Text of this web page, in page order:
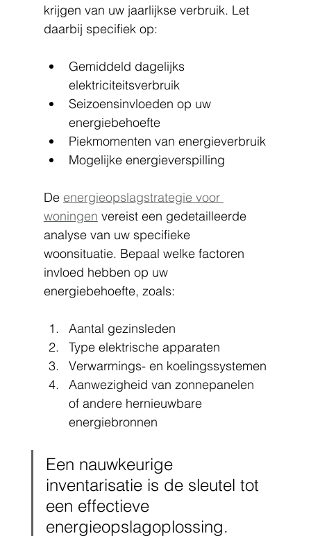
krijgen van uw jaarlijkse verbruik. Let
daarbij specifiek op:
Gemiddeld dagelijks
elektriciteitsverbruik
Seizoensinvloeden op uw
energiebehoefte
Piekmomenten van energieverbruik
Mogelijke energieverspilling
De energieopslagstrategie voor
woningen vereist een gedetailleerde
analyse van uw specifieke
woonsituatie. Bepaal welke factoren
invloed hebben op uw
energiebehoefte, zoals:
Aantal gezinsleden
Type elektrische apparaten
Verwarmings- en koelingssystemen
Aanwezigheid van zonnepanelen
of andere hernieuwbare
energiebronnen
Een nauwkeurige
inventarisatie is de sleutel tot
een effectieve
energieopslagoplossing.